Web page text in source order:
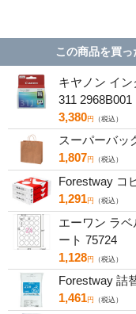
この商品を買
キヤノン イ
311 2968B001
3,380円 （税込）
スーパーバッ
1,807円 （税込）
Forestway コ
1,291円 （税込）
エーワン ラ
ート 75724
1,128円 （税込）
Forestway 詰
1,461円 （税込）